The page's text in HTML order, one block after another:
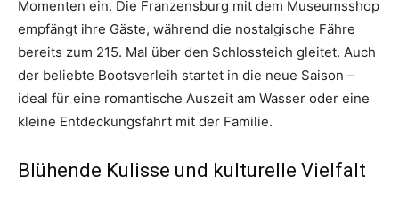
Momenten ein. Die Franzensburg mit dem Museumsshop
empfängt ihre Gäste, während die nostalgische Fähre
bereits zum 215. Mal über den Schlossteich gleitet. Auch
der beliebte Bootsverleih startet in die neue Saison –
ideal für eine romantische Auszeit am Wasser oder eine
kleine Entdeckungsfahrt mit der Familie.
Blühende Kulisse und kulturelle Vielfalt